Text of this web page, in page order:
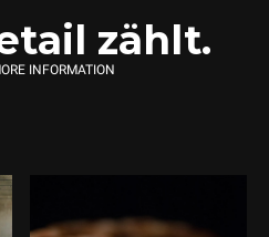
zählt.
INFORMATION